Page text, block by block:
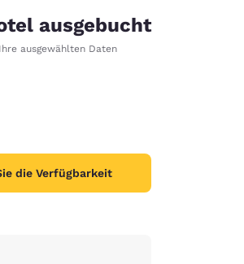
ausgebucht
ausgewählten Daten
die Verfügbarkeit